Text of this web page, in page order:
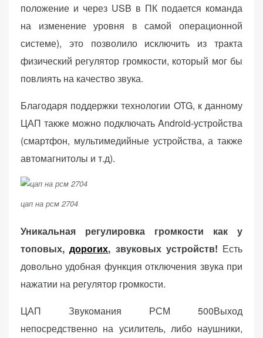
положение и через USB в ПК подается команда
на изменение уровня в самой операционной
системе), это позволило исключить из тракта
физический регулятор громкости, который мог бы
повлиять на качество звука.
Благодаря поддержки технологии OTG, к данному
ЦАП также можно подключать Android-устройства
(смартфон, мультимедийные устройства, а также
автомагнитолы и т.д).
цап на рсм 2704
Уникальная регулировка громкости как у
топовых,дорогих, звуковых устройств! Есть
довольно удобная функция отключения звука при
нажатии на регулятор громкости.
ЦАП Звукомания РСМ 500Выход
непосредственно на усилитель, либо наушники,